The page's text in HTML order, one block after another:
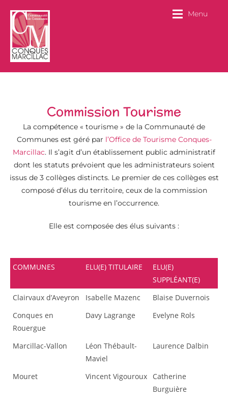
Menu
Commission Tourisme
La compétence « tourisme » de la Communauté de
Communes est géré par l’Office de Tourisme Conques-
Marcillac. Il s’agit d’un établissement public administratif
dont les statuts prévoient que les administrateurs soient
issus de 3 collèges distincts. Le premier de ces collèges est
composé d’élus du territoire, ceux de la commission
tourisme en l’occurrence.
Elle est composée des élus suivants :
COMMUNES ELU(E) TITULAIRE
ELU(E)
SUPPLÉANT(E)
Clairvaux d’Aveyron
Isabelle Mazenc
Blaise Duvernois
Conques en
Rouergue
Davy Lagrange Evelyne Rols
Marcillac-Vallon
Léon Thébault-
Maviel
Laurence Dalbin
Mouret Vincent Vigouroux
Catherine
Burguière